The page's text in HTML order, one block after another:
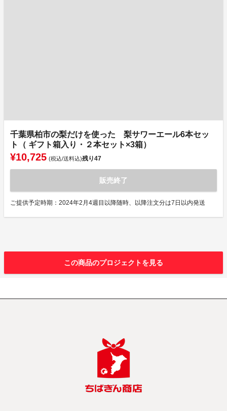
千葉県柏市の梨だけを使った 梨サワーエール6本セッ
ト（ ギフト箱入り・２本セット×3箱）
¥10,725 (税込/送料込)残り47
販売終了
ご提供予定時期：2024年2月4週目以降随時、以降注文分は7日以内発送
この商品のプロジェクトを見る